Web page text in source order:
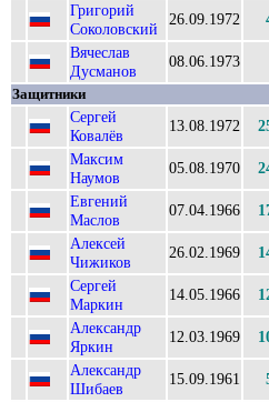
Григорий
Соколовский
26.09.1972
Вячеслав
Дусманов
08.06.1973
Защитники
Сергей
Ковалёв
13.08.1972
Максим
Наумов
05.08.1970
Евгений
Маслов
07.04.1966
Алексей
Чижиков
26.02.1969
Сергей
Маркин
14.05.1966
Александр
Яркин
12.03.1969
Александр
Шибаев
15.09.1961